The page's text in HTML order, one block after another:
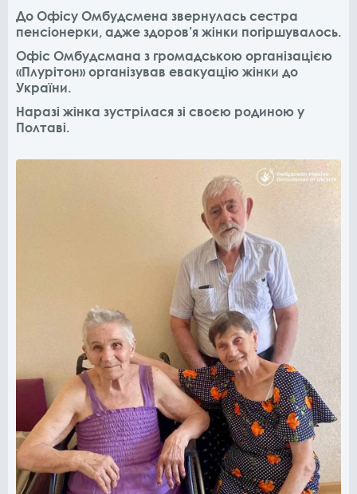
До Офісу Омбудсмена звернулась сестра
пенсіонерки, адже здоров’я жінки погіршувалось.
Офіс Омбудсмана з громадською організацією
«Плурітон» організував евакуацію жінки до
України.
Наразі жінка зустрілася зі своєю родиною у
Полтаві.